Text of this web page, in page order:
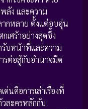
ลัง และความ
กหลาย ตั้งแต่อบอุ่น
เศร้าอย่างสุดซึ้ง
บหน้าที่และความ
รต่อสู้กับอำนาจมืด
ด่นคือการเล่าเรื่องที่
ละครหลักกับ